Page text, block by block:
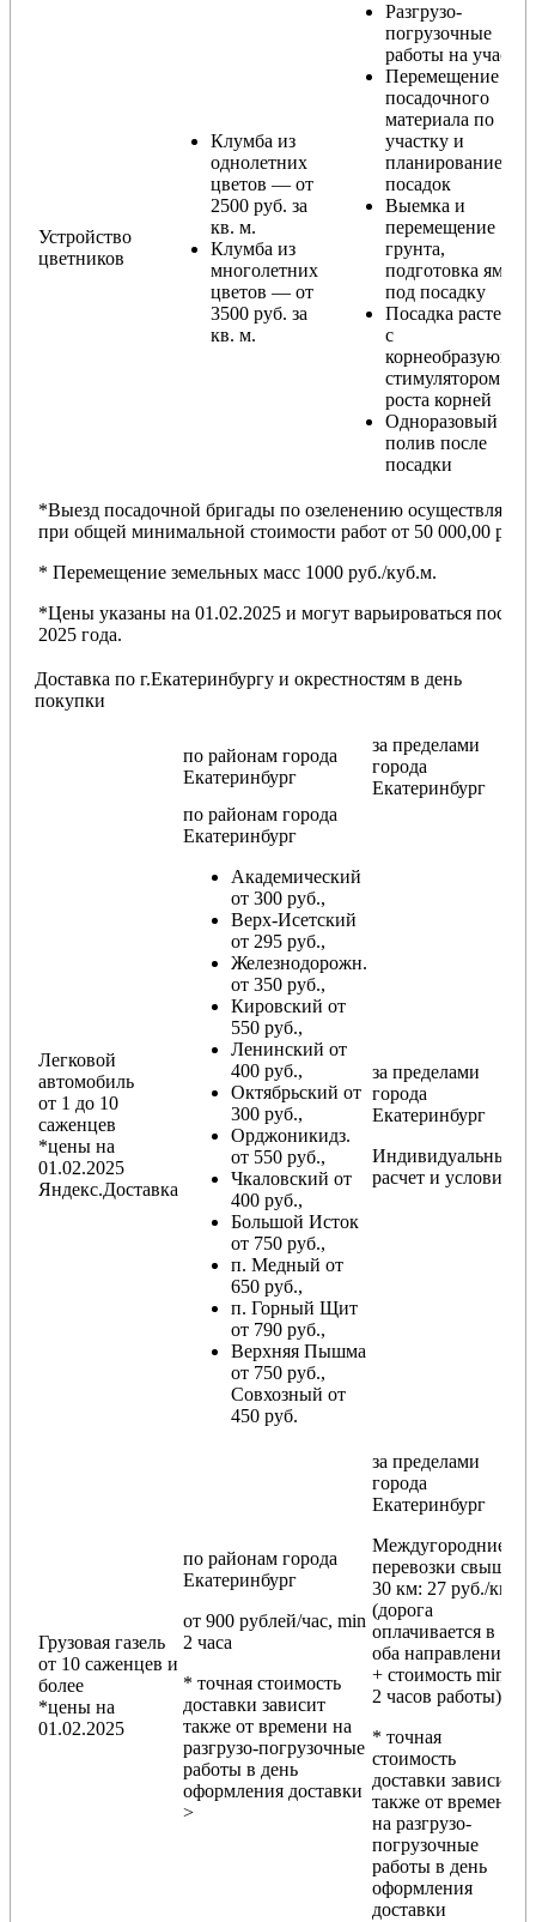
Устройство
цветников
Клумба из
однолетних
цветов — от
2500 руб. за
кв. м.
Клумба из
многолетних
цветов — от
3500 руб. за
кв. м.
Разгрузо-
погрузочные
работы на участке
Перемещение
посадочного
материала по
участку и
планирование
посадок
Выемка и
перемещение
грунта,
подготовка ямы
под посадку
Посадка растений
с
корнеобразующим
стимулятором
роста корней
Одноразовый
полив после
посадки
*Выезд посадочной бригады по озеленению осуществляется
при общей минимальной стоимости работ от 50 000,00 руб.
* Перемещение земельных масс 1000 руб./куб.м.
*Цены указаны на 01.02.2025 и могут варьироваться после
2025 года.
Доставка по г.Екатеринбургу и окрестностям в день
покупки
по районам города
Екатеринбург
за пределами
города
Екатеринбург
Легковой
автомобиль
от 1 до 10
саженцев
*цены на
01.02.2025
Яндекс.Доставка
по районам города
Екатеринбург
Академический
от 300 руб.,
Верх-Исетский
от 295 руб.,
Железнодорожн.
от 350 руб.,
Кировский от
550 руб.,
Ленинский от
400 руб.,
Октябрьский от
300 руб.,
Орджоникидз.
от 550 руб.,
Чкаловский от
400 руб.,
Большой Исток
от 750 руб.,
п. Медный от
650 руб.,
п. Горный Щит
от 790 руб.,
Верхняя Пышма
от 750 руб.,
Совхозный от
450 руб.
за пределами
города
Екатеринбург
Индивидуальный
расчет и условия
Грузовая газель
от 10 саженцев и
более
*цены на
01.02.2025
по районам города
Екатеринбург
от 900 рублей/час, min
2 часа
* точная стоимость
доставки зависит
также от времени на
разгрузо-погрузочные
работы в день
оформления доставки
>
за пределами
города
Екатеринбург
Междугородние
перевозки свыше
30 км: 27 руб./км
(дорога
оплачивается в
оба направления
+ стоимость min
2 часов работы)
* точная
стоимость
доставки зависит
также от времени
на разгрузо-
погрузочные
работы в день
оформления
доставки